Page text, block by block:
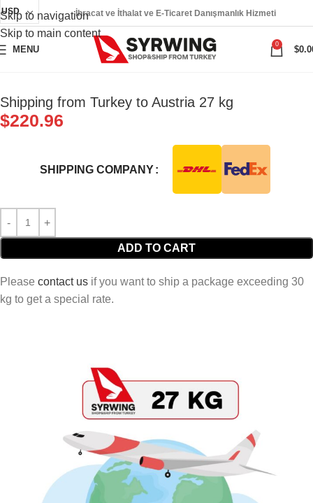
Skip to navigation
Skip to main content
USD İhracat ve İthalat ve E-Ticaret Danışmanlık Hizmeti
MENU
0
$
Shipping from Turkey to Austria 27 kg
$220.96
SHIPPING COMPANY
ADD TO CART
Please contact us if you want to ship a package exceeding 30
kg to get a special rate.